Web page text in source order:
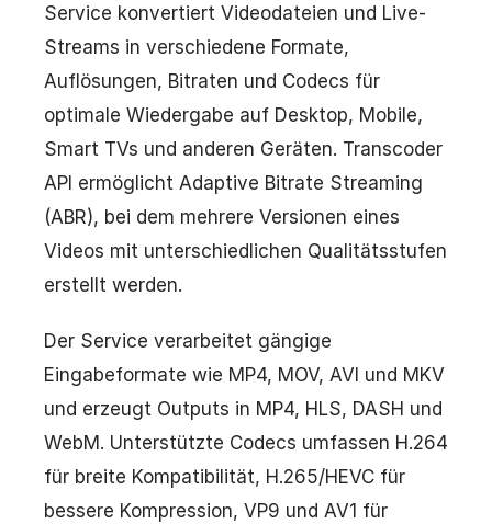
Service konvertiert Videodateien und Live-
Streams in verschiedene Formate,
Auflösungen, Bitraten und Codecs für
optimale Wiedergabe auf Desktop, Mobile,
Smart TVs und anderen Geräten. Transcoder
API ermöglicht Adaptive Bitrate Streaming
(ABR), bei dem mehrere Versionen eines
Videos mit unterschiedlichen Qualitätsstufen
erstellt werden.
Der Service verarbeitet gängige
Eingabeformate wie MP4, MOV, AVI und MKV
und erzeugt Outputs in MP4, HLS, DASH und
WebM. Unterstützte Codecs umfassen H.264
für breite Kompatibilität, H.265/HEVC für
bessere Kompression, VP9 und AV1 für